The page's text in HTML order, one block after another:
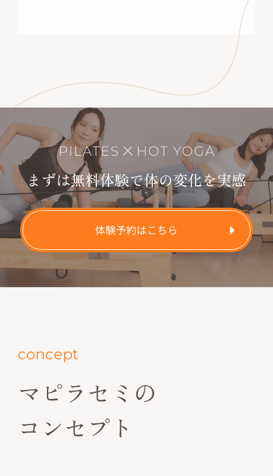
まずは無料体験で体の変化を実感
体験予約はこちら
concept
マピラセミの
コンセプト